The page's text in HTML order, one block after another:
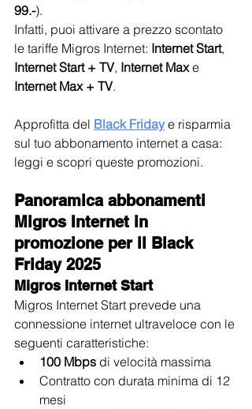
99.-).
Infatti, puoi attivare a prezzo scontato
le tariffe Migros Internet: Internet Start,
Internet Start + TV, Internet Max e
Internet Max + TV.
Approfitta del Black Friday e risparmia
sul tuo abbonamento internet a casa:
leggi e scopri queste promozioni.
Panoramica abbonamenti
Migros Internet in
promozione per il Black
Friday 2025
Migros Internet Start
Migros Internet Start prevede una
connessione internet ultraveloce con le
seguenti caratteristiche:
100 Mbps di velocità massima
Contratto con durata minima di 12
mesi